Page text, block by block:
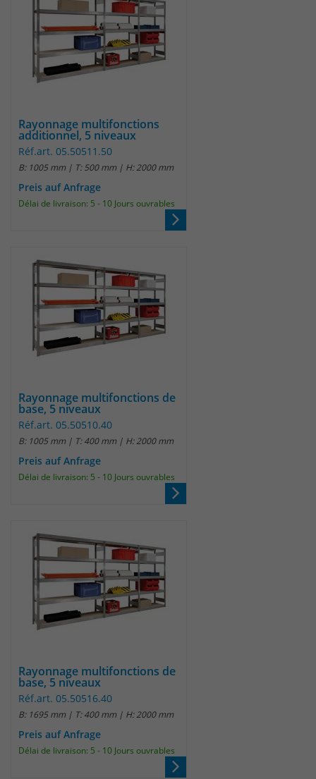
Rayonnage multifonctions
additionnel, 5 niveaux
Réf.art. 05.50511.50
B: 1005 mm | T: 500 mm | H: 2000 mm
Preis auf Anfrage
Délai de livraison: 5 - 10 Jours ouvrables
Rayonnage multifonctions de
base, 5 niveaux
Réf.art. 05.50510.40
B: 1005 mm | T: 400 mm | H: 2000 mm
Preis auf Anfrage
Délai de livraison: 5 - 10 Jours ouvrables
Rayonnage multifonctions de
base, 5 niveaux
Réf.art. 05.50516.40
B: 1695 mm | T: 400 mm | H: 2000 mm
Preis auf Anfrage
Délai de livraison: 5 - 10 Jours ouvrables